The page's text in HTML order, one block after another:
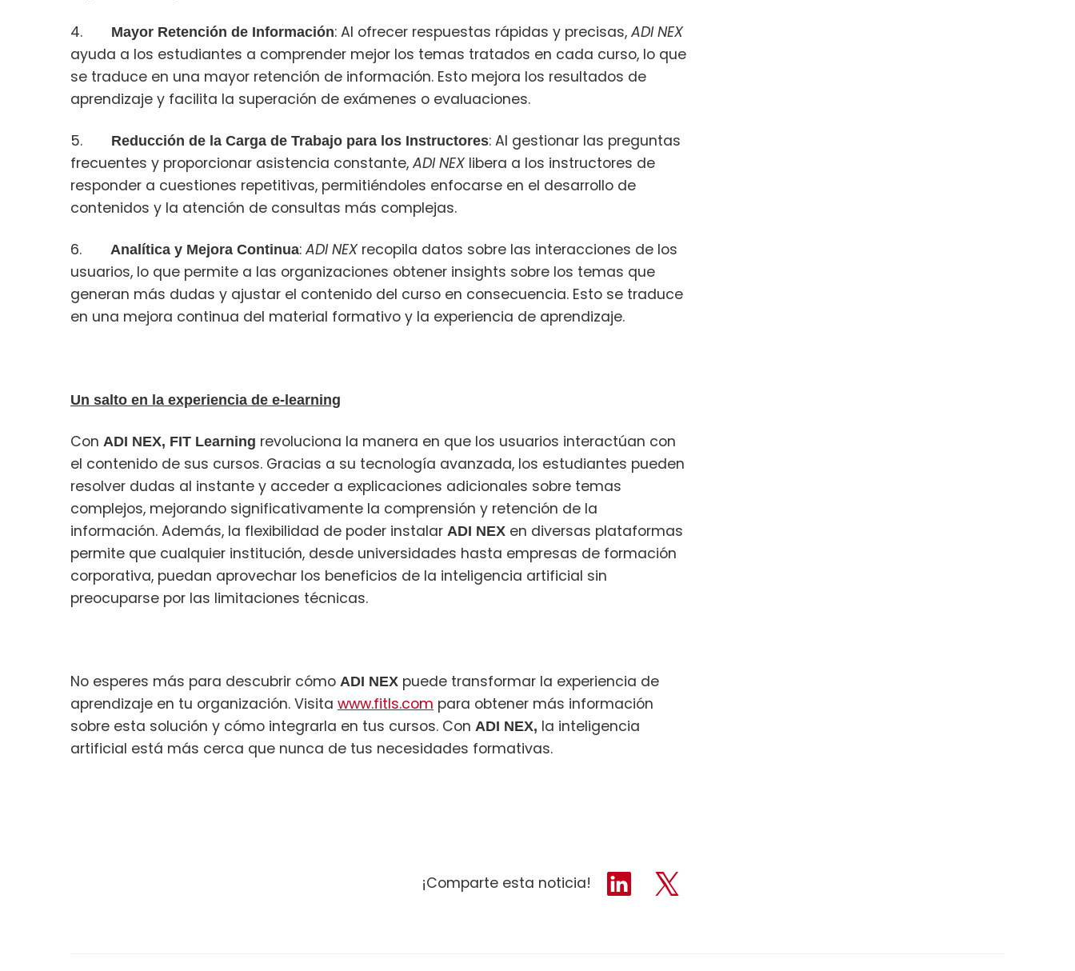
4. Mayor Retención de Información: Al ofrecer respuestas rápidas y precisas, ADI NEX
ayuda a los estudiantes a comprender mejor los temas tratados en cada curso, lo que
se traduce en una mayor retención de información. Esto mejora los resultados de
aprendizaje y facilita la superación de exámenes o evaluaciones.
5. Reducción de la Carga de Trabajo para los Instructores: Al gestionar las preguntas
frecuentes y proporcionar asistencia constante, ADI NEXlibera a los instructores de
responder a cuestiones repetitivas, permitiéndoles enfocarse en el desarrollo de
contenidos y la atención de consultas más complejas.
6. Analítica y Mejora Continua: ADI NEXrecopila datos sobre las interacciones de los
usuarios, lo que permite a las organizaciones obtener insights sobre los temas que
generan más dudas y ajustar el contenido del curso en consecuencia. Esto se traduce
en una mejora continua del material formativo y la experiencia de aprendizaje.
Un salto en la experiencia de e-learning
Con ADI NEX, FIT Learning revoluciona la manera en que los usuarios interactúan con
el contenido de sus cursos. Gracias a su tecnología avanzada, los estudiantes pueden
resolver dudas al instante y acceder a explicaciones adicionales sobre temas
complejos, mejorando significativamente la comprensión y retención de la
información. Además, la flexibilidad de poder instalar ADI NEX en diversas plataformas
permite que cualquier institución, desde universidades hasta empresas de formación
corporativa, puedan aprovechar los beneficios de la inteligencia artificial sin
preocuparse por las limitaciones técnicas.
No esperes más para descubrir cómo ADI NEX puede transformar la experiencia de
aprendizaje en tu organización. Visita www.fitls.com para obtener más información
sobre esta solución y cómo integrarla en tus cursos. Con ADI NEX, la inteligencia
artificial está más cerca que nunca de tus necesidades formativas.
¡Comparte esta noticia!